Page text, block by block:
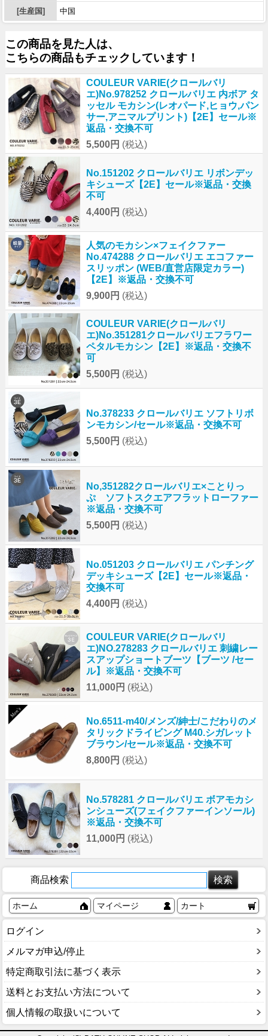
[生産国]
中国
この商品を見た人は、
こちらの商品もチェックしています！
COULEUR VARIE(クロールバリ
エ)No.978252 クロールバリエ 内ボア タ
ッセル モカシン(レオパード,ヒョウ,パン
サー,アニマルプリント)【2E】セール※
返品・交換不可
5,500円 (税込)
No.151202 クロールバリエ リボンデッ
キシューズ【2E】セール※返品・交換
不可
4,400円 (税込)
人気のモカシン×フェイクファー
No.474288 クロールバリエ エコファー
スリッポン (WEB/直営店限定カラー)
【2E】※返品・交換不可
9,900円 (税込)
COULEUR VARIE(クロールバリ
エ)No.351281クロールバリエフラワー
ペタルモカシン【2E】※返品・交換不
可
5,500円 (税込)
No.378233 クロールバリエ ソフトリボ
ンモカシン/セール※返品・交換不可
5,500円 (税込)
No,351282クロールバリエ×ことりっ
ぷ ソフトスクエアフラットローファー
※返品・交換不可
5,500円 (税込)
No.051203 クロールバリエ パンチング
デッキシューズ【2E】セール※返品・
交換不可
4,400円 (税込)
COULEUR VARIE(クロールバリ
エ)NO.278283 クロールバリエ 刺繍レー
スアップショートブーツ【ブーツ /セー
ル】※返品・交換不可
11,000円 (税込)
No.6511-m40/メンズ/紳士/こだわりのメ
タリックドライビング M40.シガレット
ブラウン/セール※返品・交換不可
8,800円 (税込)
No.578281 クロールバリエ ボアモカシ
ンシューズ(フェイクファーインソール)
※返品・交換不可
11,000円 (税込)
商品検索
ホーム マイページ カート
ログイン
メルマガ申込/停止
特定商取引法に基づく表示
送料とお支払い方法について
個人情報の取扱いについて